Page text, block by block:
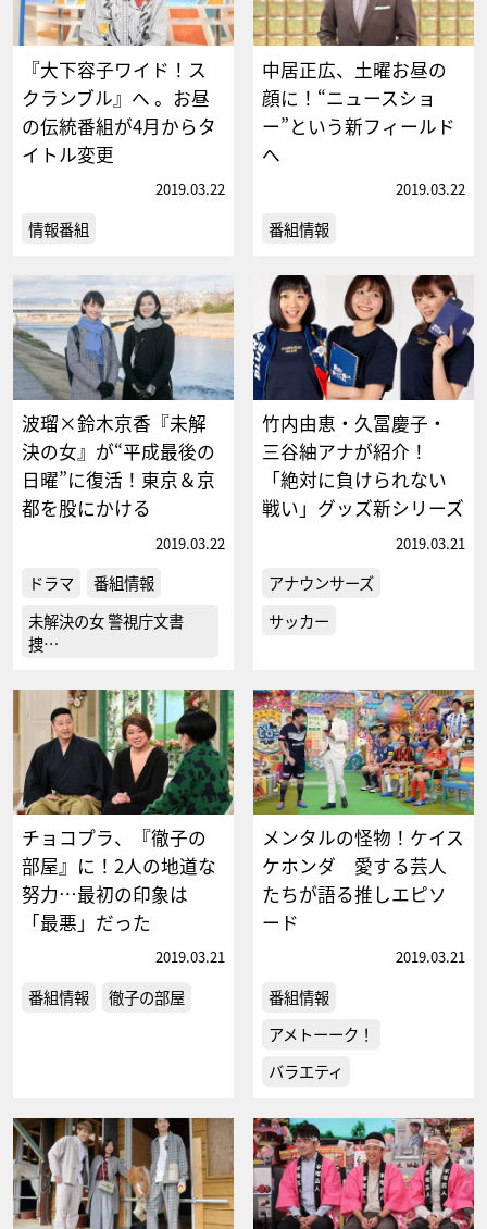
『大下容子ワイド！ス
クランブル』へ 。お昼
の伝統番組が4月からタ
イトル変更
2019.03.22
情報番組
中居正広、土曜お昼の
顔に！“ニュースショ
ー”という新フィールド
へ
2019.03.22
番組情報
波瑠×鈴木京香『未解
決の女』が“平成最後の
日曜”に復活！東京＆京
都を股にかける
2019.03.22
ドラマ
番組情報
未解決の女 警視庁文書
捜…
竹内由恵・久冨慶子・
三谷紬アナが紹介！
「絶対に負けられない
戦い」グッズ新シリーズ
2019.03.21
アナウンサーズ
サッカー
チョコプラ、『徹子の
部屋』に！2人の地道な
努力…最初の印象は
「最悪」だった
2019.03.21
番組情報 徹子の部屋
メンタルの怪物！ケイス
ケホンダ 愛する芸人
たちが語る推しエピソ
ード
2019.03.21
番組情報
アメトーーク！
バラエティ